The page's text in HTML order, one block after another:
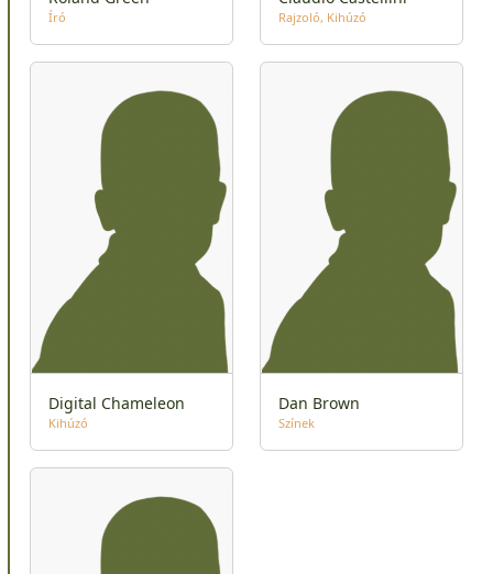
Író Rajzoló Kihúzó
Digital Chameleon
Kihúzó
Dan Brown
Színek